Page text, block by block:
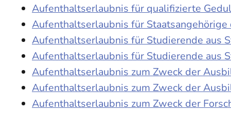
Aufenthaltserlaubnis für qualifizierte
Aufenthaltserlaubnis für Staatsangehörige
Aufenthaltserlaubnis für Studierende aus
Aufenthaltserlaubnis für Studierende aus
Aufenthaltserlaubnis zum Zweck der
Aufenthaltserlaubnis zum Zweck der
Aufenthaltserlaubnis zum Zweck der